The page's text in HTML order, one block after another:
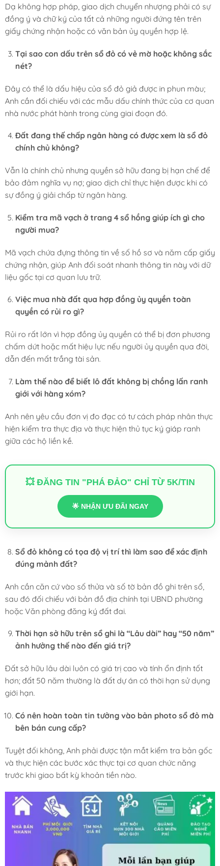
Dạ không hợp pháp, giao dịch chuyển nhượng phải có sự
đồng ý và chữ ký của tất cả những người đứng tên trên
giấy chứng nhận hoặc có văn bản ủy quyền hợp lệ.
Tại sao con dấu trên sổ đỏ có vẻ mờ hoặc không sắc
nét?
Đây có thể là dấu hiệu của sổ đỏ giả được in phun màu;
Anh cần đối chiếu với các mẫu dấu chính thức của cơ quan
nhà nước phát hành trong cùng giai đoạn đó.
Đất đang thế chấp ngân hàng có được xem là sổ đỏ
chính chủ không?
Vẫn là chính chủ nhưng quyền sở hữu đang bị hạn chế để
bảo đảm nghĩa vụ nợ; giao dịch chỉ thực hiện được khi có
sự đồng ý giải chấp từ ngân hàng.
Kiểm tra mã vạch ở trang 4 sổ hồng giúp ích gì cho
người mua?
Mã vạch chứa đựng thông tin về số hồ sơ và năm cấp giấy
chứng nhận, giúp Anh đối soát nhanh thông tin này với dữ
liệu gốc tại cơ quan lưu trữ.
Việc mua nhà đất qua hợp đồng ủy quyền toàn
quyền có rủi ro gì?
Rủi ro rất lớn vì hợp đồng ủy quyền có thể bị đơn phương
chấm dứt hoặc mất hiệu lực nếu người ủy quyền qua đời,
dẫn đến mất trắng tài sản.
Làm thế nào để biết lô đất không bị chồng lấn ranh
giới với hàng xóm?
Anh nên yêu cầu đơn vị đo đạc có tư cách pháp nhân thực
hiện kiểm tra thực địa và thực hiện thủ tục ký giáp ranh
giữa các hộ liền kề.
💥 ĐĂNG TIN "PHÁ ĐẢO" CHỈ TỪ 5K/TIN
🌟 NHẬN ƯU ĐÃI NGAY
Sổ đỏ không có tọa độ vị trí thì làm sao để xác định
đúng mảnh đất?
Anh cần căn cứ vào số thửa và số tờ bản đồ ghi trên sổ,
sau đó đối chiếu với bản đồ địa chính tại UBND phường
hoặc Văn phòng đăng ký đất đai.
Thời hạn sở hữu trên sổ ghi là “Lâu dài” hay “50 năm”
ảnh hưởng thế nào đến giá trị?
Đất sở hữu lâu dài luôn có giá trị cao và tính ổn định tốt
hơn; đất 50 năm thường là đất dự án có thời hạn sử dụng
giới hạn.
Có nên hoàn toàn tin tưởng vào bản photo sổ đỏ mà
bên bán cung cấp?
Tuyệt đối không, Anh phải được tận mắt kiểm tra bản gốc
và thực hiện các bước xác thực tại cơ quan chức năng
trước khi giao bất kỳ khoản tiền nào.